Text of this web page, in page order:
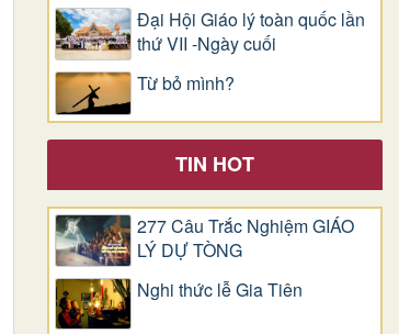
Đại Hội Giáo lý toàn quốc lần
thứ VII -Ngày cuối
Từ bỏ mình?
TIN HOT
277 Câu Trắc Nghiệm GIÁO
LÝ DỰ TÒNG
Nghi thức lễ Gia Tiên